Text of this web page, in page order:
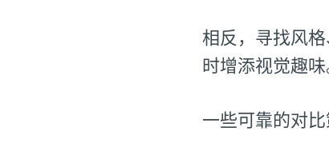
相反，寻找风
时增添视觉趣味
一些可靠的对比